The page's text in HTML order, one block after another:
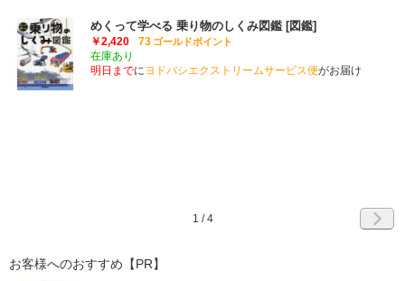
めくって学べる 乗り物のしくみ図鑑 [図鑑]
￥2,420 73 ゴールドポイント
在庫あり
明日までにヨドバシエクストリームサービス便がお届け
1 /4
お客様へのおすすめ【PR】